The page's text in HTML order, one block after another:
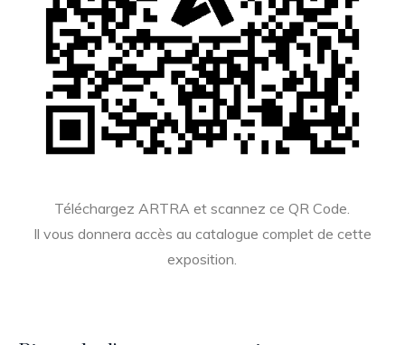
Téléchargez ARTRA et scannez ce QR Code.
Il vous donnera accès au catalogue complet de cette
exposition.